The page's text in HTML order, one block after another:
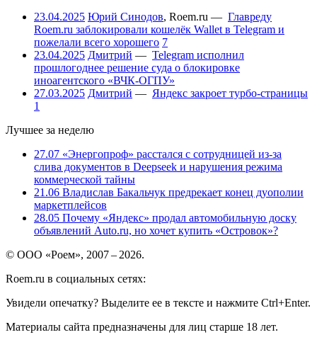
23.04.2025 Юрий Синодов, Roem.ru — Главреду
Roem.ru заблокировали кошелёк Wallet в Telegram и
пожелали всего хорошего 7
23.04.2025 Дмитрий — Telegram исполнил
прошлогоднее решение суда о блокировке
иноагентского «ВЧК-ОГПУ»
27.03.2025 Дмитрий — Яндекс закроет турбо-страницы
1
Лучшее за неделю
27.07 «Энергопроф» расстался с сотрудницей из-за
слива документов в Deepseek и нарушения режима
коммерческой тайны
21.06 Владислав Бакальчук предрекает конец дуополии
маркетплейсов
28.05 Почему «Яндекс» продал автомобильную доску
объявлений Auto.ru, но хочет купить «Островок»?
© ООО «Роем», 2007 – 2026.
Roem.ru в социальных сетях:
Увидели опечатку? Выделите ее в тексте и нажмите Ctrl+Enter.
Материалы сайта предназначены для лиц старше 18 лет.